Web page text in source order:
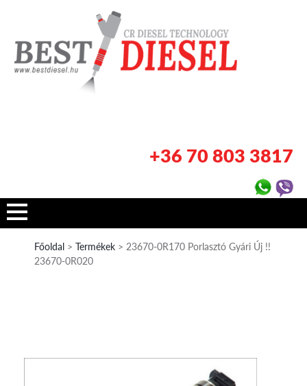
+36 70 803 3817
Főoldal > Termékek > 23670-0R170 Porlasztó Gyári Új !!
23670-0R020